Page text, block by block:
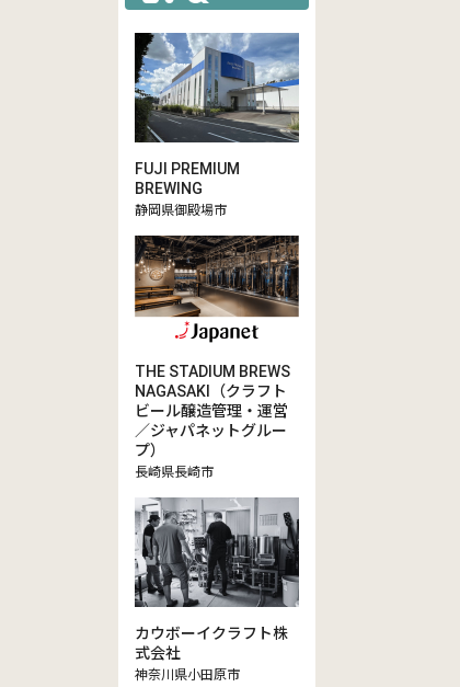
FUJI PREMIUM
BREWING
静岡県御殿場市
THE STADIUM BREWS
NAGASAKI（クラフト
ビール醸造管理・運営
／ジャパネットグルー
プ）
長崎県長崎市
カウボーイクラフト株
式会社
神奈川県小田原市